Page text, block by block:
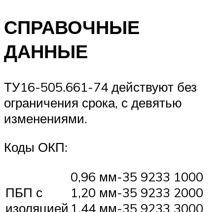
СПРАВОЧНЫЕ
ДАННЫЕ
ТУ16-505.661-74 действуют без
ограничения срока, с девятью
изменениями.
Коды ОКП:
ПБП с
изоляцией
0,96 мм-35 9233 1000
1,20 мм-35 9233 2000
1,44 мм-35 9233 3000